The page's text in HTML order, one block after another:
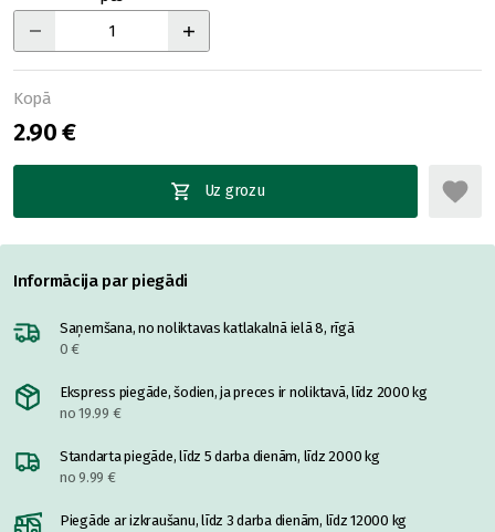
Kopā
2.90 €
Uz grozu
Informācija par piegādi
Saņemšana, no noliktavas katlakalnā ielā 8, rīgā
0 €
Ekspress piegāde, šodien, ja preces ir noliktavā, līdz 2000 kg
no 19.99 €
Standarta piegāde, līdz 5 darba dienām, līdz 2000 kg
no 9.99 €
Piegāde ar izkraušanu, līdz 3 darba dienām, līdz 12000 kg